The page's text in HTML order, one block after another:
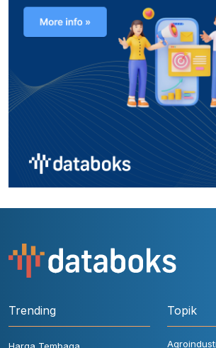
Trending Topik